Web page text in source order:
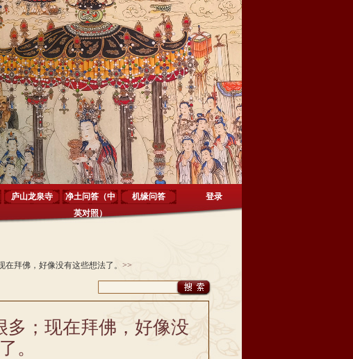
庐山龙泉寺
净土问答（中
英对照）
机缘问答 登录
拜佛，好像没有这些想法了。 >>
多；现在拜佛，好像没
。